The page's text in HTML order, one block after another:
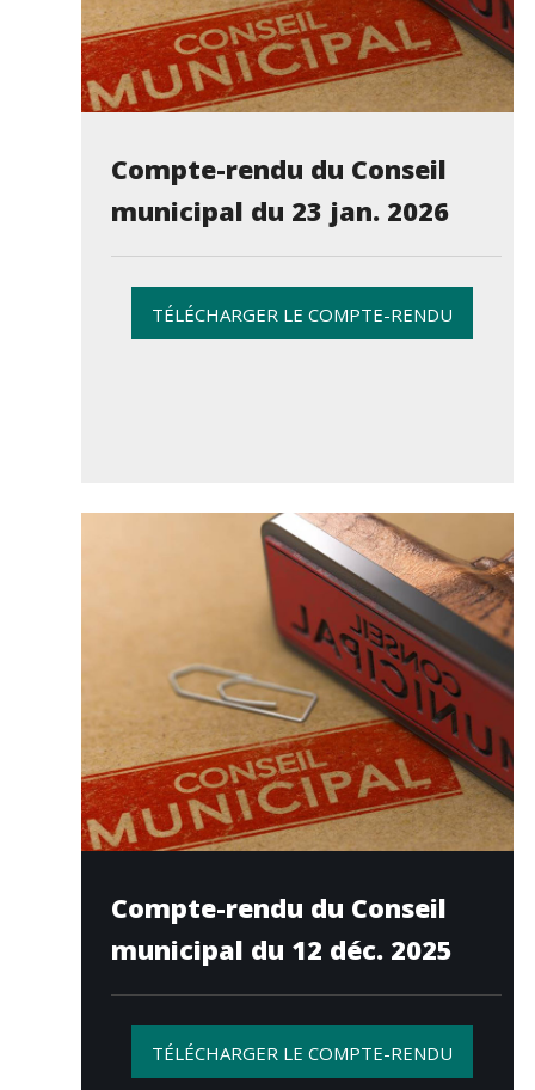
Compte-rendu du Conseil
municipal du 23 jan. 2026
TÉLÉCHARGER LE COMPTE-RENDU
Compte-rendu du Conseil
municipal du 12 déc. 2025
TÉLÉCHARGER LE COMPTE-RENDU